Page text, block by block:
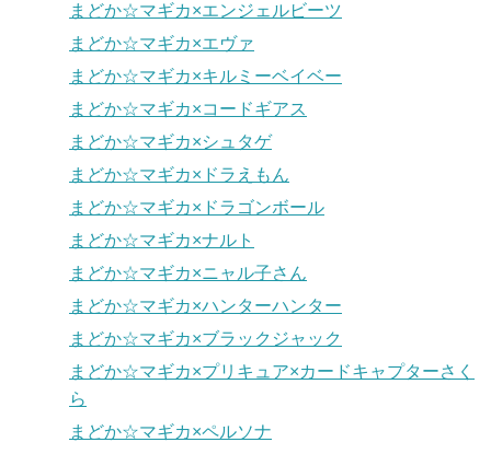
まどか☆マギカ×エンジェルビーツ
まどか☆マギカ×エヴァ
まどか☆マギカ×キルミーベイベー
まどか☆マギカ×コードギアス
まどか☆マギカ×シュタゲ
まどか☆マギカ×ドラえもん
まどか☆マギカ×ドラゴンボール
まどか☆マギカ×ナルト
まどか☆マギカ×ニャル子さん
まどか☆マギカ×ハンターハンター
まどか☆マギカ×ブラックジャック
まどか☆マギカ×プリキュア×カードキャプターさく
ら
まどか☆マギカ×ペルソナ